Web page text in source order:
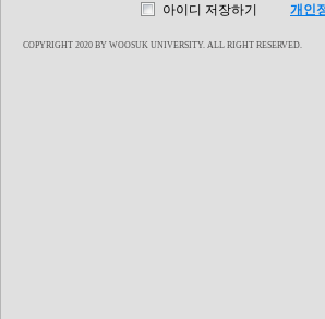
아이디 저장하기
COPYRIGHT 2020 BY WOOSUK UNIVERSITY. ALL RIGHT RESERVED.
개인